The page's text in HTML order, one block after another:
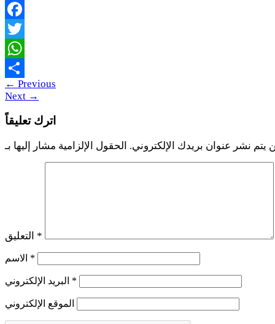
Facebook
Twitter
WhatsApp
Share
← Previous
Next →
اترك تعليقاً
يتم نشر عنوان بريدك الإلكتروني.
*
*
*
الموقع الإلكتروني